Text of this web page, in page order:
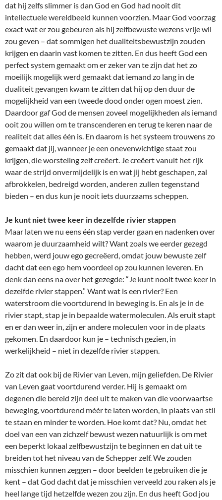
dat hij zelfs slimmer is dan God en God had nooit dit
intellectuele wereldbeeld kunnen voorzien. Maar God voorzag
exact wat er zou gebeuren als hij zelfbewuste wezens vrije wil
zou geven – dat sommigen het dualiteitsbewustzijn zouden
krijgen en daarin vast komen te zitten. En dus heeft God een
perfect system gemaakt om er zeker van te zijn dat het zo
moeilijk mogelijk werd gemaakt dat iemand zo lang in de
dualiteit gevangen kwam te zitten dat hij op den duur de
mogelijkheid van een tweede dood onder ogen moest zien.
Daardoor gaf God de mensen zoveel mogelijkheden als iemand
ooit zou willen om te transcenderen en terug te keren naar de
realiteit dat alles één is. En daarom is het systeem trouwens zo
gemaakt dat jij, wanneer je een onevenwichtige staat zou
krijgen, die worsteling zelf creëert. Je creëert vanuit het rijk
waar de strijd onvermijdelijk is en wat jij hebt geschapen, zal
afbrokkelen, bedreigd worden, anderen zullen tegenstand
bieden – en dus kun je nooit iets duurzaams scheppen.
Je kunt niet twee keer in dezelfde rivier stappen
Maar laten we nu eens één stap verder gaan en nadenken over
waarom je duurzaamheid wilt? Want zoals we eerder gezegd
hebben, werd jouw ego gecreëerd, omdat jouw bewuste zelf
dacht dat een ego hem voordeel op zou kunnen leveren. En
denk dan eens na over het gezegde: “Je kunt nooit twee keer in
dezelfde rivier stappen.” Want wat is een rivier? Een
waterstroom die voortdurend in beweging is. En als je in de
rivier stapt, stap je in bepaalde watermoleculen. Als eruit stapt
en er dan weer in, zijn er andere moleculen voor in de plaats
gekomen. En daardoor kun je – technisch gezien, in
werkelijkheid – niet in dezelfde rivier stappen.
Zo zit dat ook bij de Rivier van Leven, mijn geliefden. De Rivier
van Leven gaat voortdurend verder. Hij is gemaakt om
degenen die bereid zijn deel uit te maken van die voorwaartse
beweging, voortdurend méér te laten worden, in plaats van stil
te staan en minder te worden. Hoe komt dat? Nu, omdat het
doel van een van zichzelf bewust wezen natuurlijk is om met
een beperkt lokaal zelfbewustzijn te beginnen en dat uit te
breiden tot het niveau van de Schepper zelf. We zouden
misschien kunnen zeggen – door beelden te gebruiken die je
kent – dat God dacht dat je misschien verveeld zou raken als je
heel lange tijd hetzelfde wezen zou zijn. En dus heeft God jou